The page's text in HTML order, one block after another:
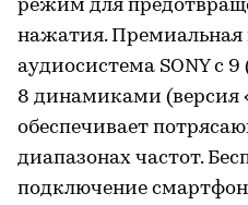
режим для
нажатия. Премиальная
аудиосистема SONY с
8 динамиками (версия
обеспечивает
диапазонах частот.
подключение